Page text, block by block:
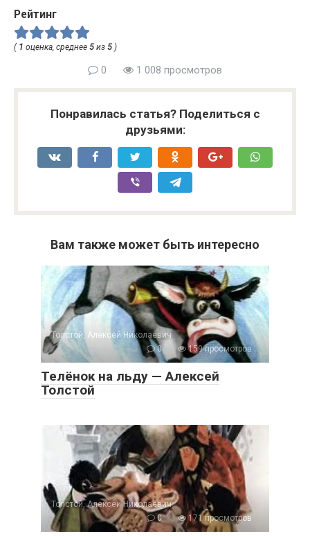
Рейтинг
( 1 оценка, среднее 5 из 5 )
0 1 008 просмотров
Понравилась статья? Поделиться с
друзьями:
Вам также может быть интересно
Толстой, Алексей Николаевич
0
159 просмотров
Телёнок на льду — Алексей
Толстой
Толстой, Алексей Николаевич
0
171 просмотров